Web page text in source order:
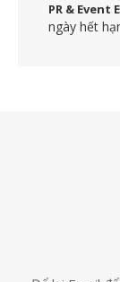
PR &
ngày hết